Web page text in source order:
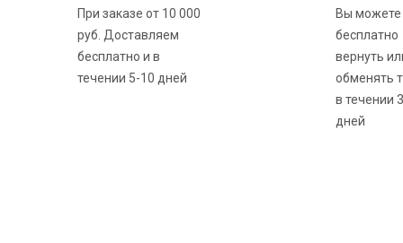
При заказе от 10 000
руб. Доставляем
бесплатно и в
течении 5-10 дней
Вы можете
бесплатно
вернуть
обменять
в течении
дней